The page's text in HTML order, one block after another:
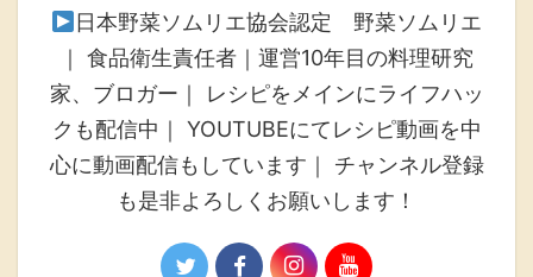
日本野菜ソムリエ協会認定 野菜ソムリエ
｜ 食品衛生責任者｜運営10年目の料理研究
家、ブロガー｜ レシピをメインにライフハッ
クも配信中｜ YOUTUBEにてレシピ動画を中
心に動画配信もしています｜ チャンネル登録
も是非よろしくお願いします！